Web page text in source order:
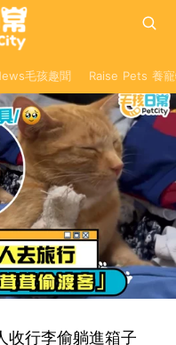
毛孩趣聞 Raise Pets 養
收行李偷躺進箱子